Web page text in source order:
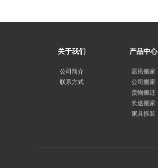
关于我们
公司简介
联系方式
产品中心
居民搬家
公司搬家
货物搬迁
长途搬家
家具拆装